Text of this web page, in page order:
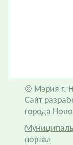
© Мэрия г.
Сайт
города
портал